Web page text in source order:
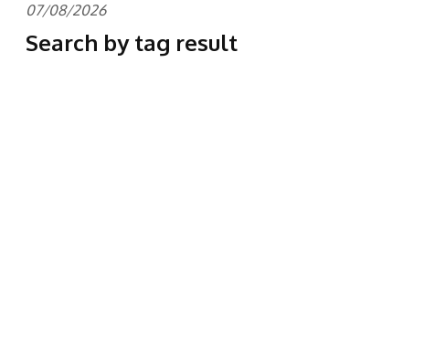
07/08/2026
Search by tag result